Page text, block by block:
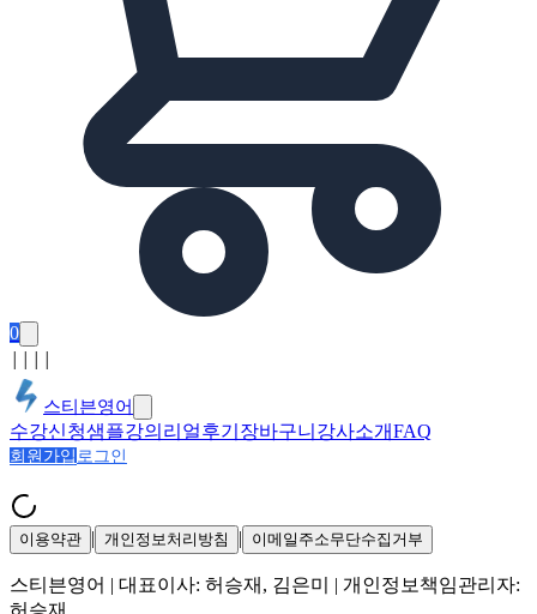
0
스티븐영어
수강신청샘플강의 리얼후기 장바구니 강사소개FAQ
회원가입 로그인
이용약관 | 개인정보처리방침 | 이메일주소무단수집거부
스티븐영어 | 대표이사: 허승재, 김은미
| 개인정보책임관리자:
허승재